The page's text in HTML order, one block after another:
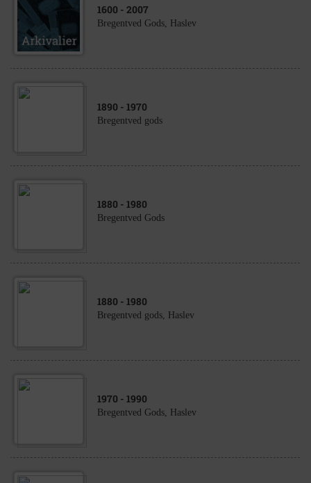
1600 - 2007
Bregentved Gods, Haslev
1890 - 1970
Bregentved gods
1880 - 1980
Bregentved Gods
1880 - 1980
Bregentved gods, Haslev
1970 - 1990
Bregentved Gods, Haslev